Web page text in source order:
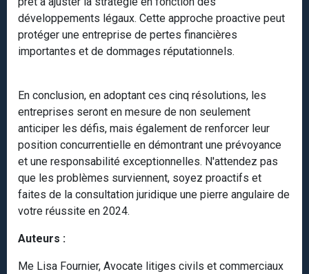
développements légaux. Cette approche proactive peut
protéger une entreprise de pertes financières
importantes et de dommages réputationnels.
En conclusion, en adoptant ces cinq résolutions, les
entreprises seront en mesure de non seulement
anticiper les défis, mais également de renforcer leur
position concurrentielle en démontrant une prévoyance
et une responsabilité exceptionnelles. N'attendez pas
que les problèmes surviennent, soyez proactifs et
faites de la consultation juridique une pierre angulaire de
votre réussite en 2024.
Auteurs :
Me Lisa Fournier, Avocate litiges civils et commerciaux